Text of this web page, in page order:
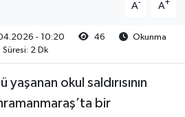
A- A+
- 10:20 46
Okunma
Süresi: 2 Dk
yaşanan okul saldırısının
bir